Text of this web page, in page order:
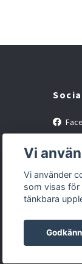
Vi
Vi använder
som visas
tänkbara